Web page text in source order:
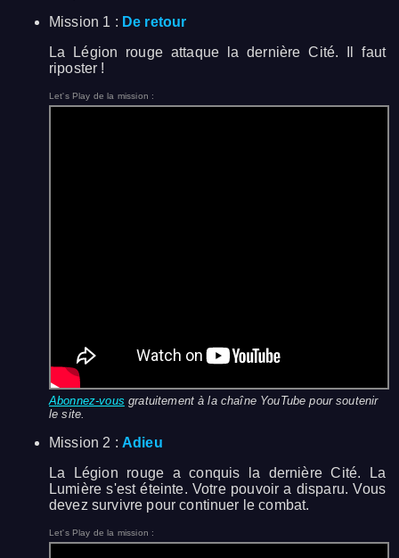
Mission 1 : De retour
La Légion rouge attaque la dernière Cité. Il faut
riposter !
Let's Play de la mission :
Abonnez-vous gratuitement à la chaîne YouTube pour soutenir
le site.
Mission 2 : Adieu
La Légion rouge a conquis la dernière Cité. La
Lumière s'est éteinte. Votre pouvoir a disparu. Vous
devez survivre pour continuer le combat.
Let's Play de la mission :